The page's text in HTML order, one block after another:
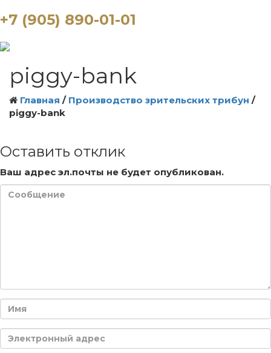
+7 (905) 890-01-01
piggy-bank
Главная / Производство зрительских трибун /
piggy-bank
Оставить отклик
Ваш адрес эл.почты не будет опубликован.